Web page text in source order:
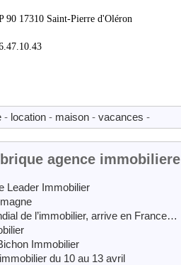
17310 Saint-Pierre d'Oléron
- location - maison - vacances -
agence immobiliere
Leader Immobilier
de l’immobilier, arrive en France…
Immobilier
du 10 au 13 avril